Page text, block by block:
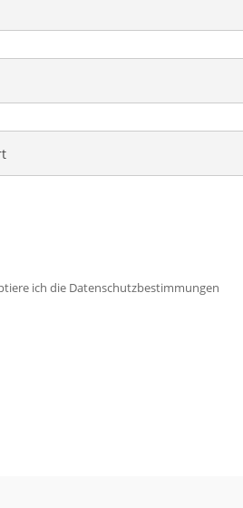
ich die Datenschutzbestimmungen